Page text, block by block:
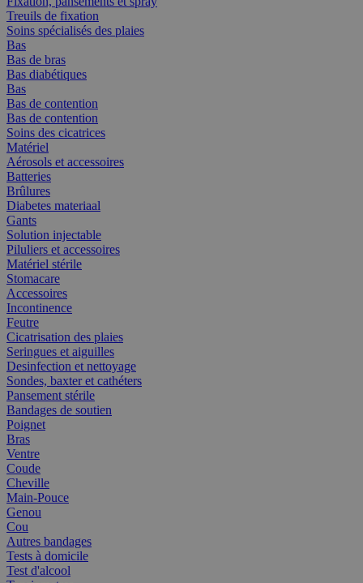
Treuils de fixation
Soins spécialisés des plaies
Bas
Bas de bras
Bas diabétiques
Bas
Bas de contention
Bas de contention
Soins des cicatrices
Matériel
Aérosols et accessoires
Batteries
Brûlures
Diabetes materiaal
Gants
Solution injectable
Piluliers et accessoires
Matériel stérile
Stomacare
Accessoires
Incontinence
Feutre
Cicatrisation des plaies
Seringues et aiguilles
Desinfection et nettoyage
Sondes, baxter et cathéters
Pansement stérile
Bandages de soutien
Poignet
Bras
Ventre
Coude
Cheville
Main-Pouce
Genou
Cou
Autres bandages
Tests à domicile
Test d'alcool